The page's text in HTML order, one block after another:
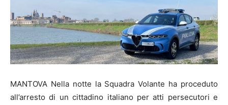
MANTOVA Nella notte la Squadra Volante ha proceduto
all’arresto di un cittadino italiano per atti persecutori e